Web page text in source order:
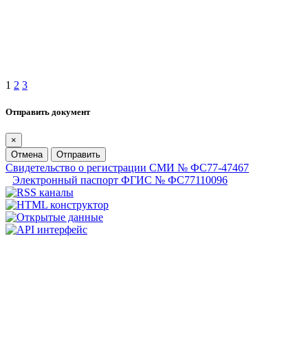
1 2 3
Отправить документ
×
Отмена
Отправить
Свидетельство о регистрации СМИ № ФС77-47467
Электронный паспорт ФГИС № ФС77110096